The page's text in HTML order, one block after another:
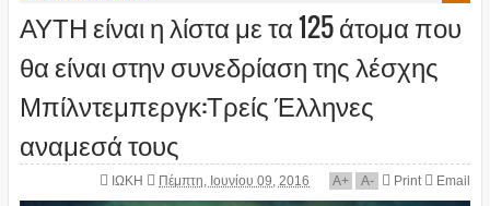
ΑΥΤΗ είναι η λίστα με τα 125 άτομα που
θα είναι στην συνεδρίαση της λέσχης
Μπίλντεμπεργκ:Τρείς Έλληνες
αναμεσά τους
ΙΩΚΗ Πέμπτη, Ιουνίου 09, 2016 A+ A- Print Email